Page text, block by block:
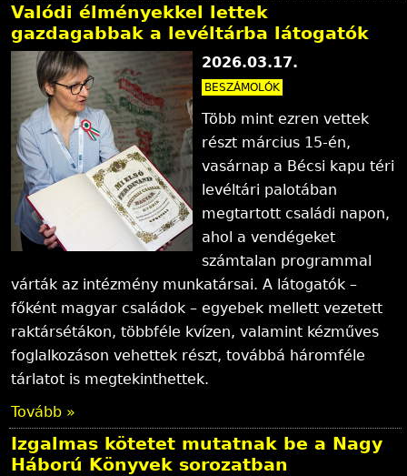
Valódi élményekkel lettek
gazdagabbak a levéltárba látogatók
2026.03.17.
BESZÁMOLÓK
Több mint ezren vettek
részt március 15-én,
vasárnap a Bécsi kapu téri
levéltári palotában
megtartott családi napon,
ahol a vendégeket
számtalan programmal
várták az intézmény munkatársai. A látogatók –
főként magyar családok – egyebek mellett vezetett
raktársétákon, többféle kvízen, valamint kézműves
foglalkozáson vehettek részt, továbbá háromféle
tárlatot is megtekinthettek.
Tovább »
Izgalmas kötetet mutatnak be a Nagy
Háború Könyvek sorozatban